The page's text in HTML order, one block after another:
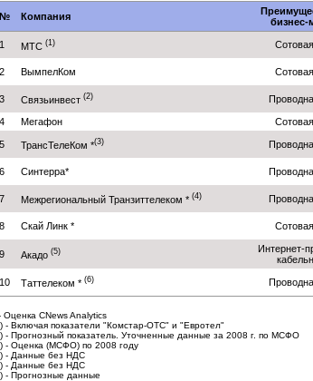
№ Компания
бизнес-
1 МТС (1)
2 ВымпелКом
3 Связьинвест (2)
4 Мегафон
5 ТрансТелеКом *(3)
6 Синтерра*
7 Межрегиональный Транзиттелеком * (4)
8 Скай Линк *
9 Акадо (5)
Интернет-
10 Таттелеком * (6)
Оценка CNews Analytics
- Включая показатели "Комстар-ОТС" и "Евротел"
- Прогнозный показатель. Уточненные данные за 2008 г. по МСФО
- Оценка (МСФО) по 2008 году
- Данные без НДС
- Данные без НДС
- Прогнозные данные